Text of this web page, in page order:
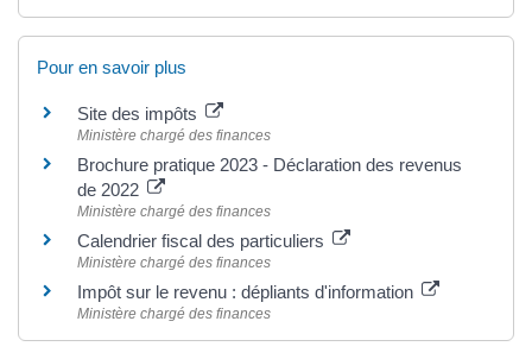
Pour en savoir plus
Site des impôts
Ministère chargé des finances
Brochure pratique 2023 - Déclaration des revenus
de 2022
Ministère chargé des finances
Calendrier fiscal des particuliers
Ministère chargé des finances
Impôt sur le revenu : dépliants d'information
Ministère chargé des finances